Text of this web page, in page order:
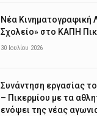
Νέα Κινηματογραφική
Σχολείο» στο ΚΑΠΗ
30 Ιουλίου 2026
Συνάντηση εργασίας
– Πικερμίου με τα
ενόψει της νέας